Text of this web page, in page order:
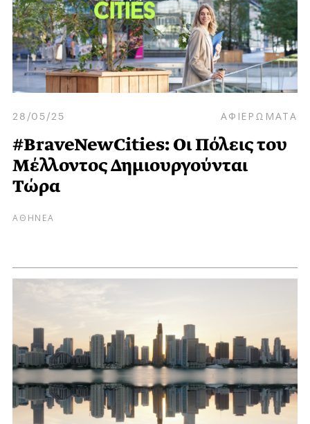
28/05/25 ΑΦΙΕΡΩΜΑΤΑ
#BraveNewCities: Οι Πόλεις του
Μέλλοντος Δημιουργούνται
Τώρα
ΑΘΗΝΕΑ